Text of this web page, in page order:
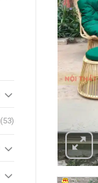
(53)